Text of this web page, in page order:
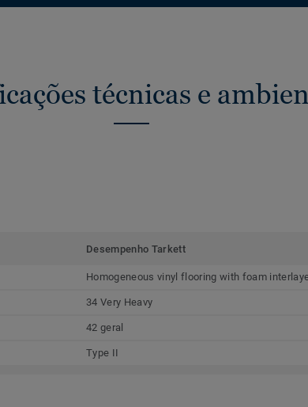
técnicas e
Desempenho Tarkett
Homogeneous vinyl flooring with foam
34 Very Heavy
42 geral
Type II